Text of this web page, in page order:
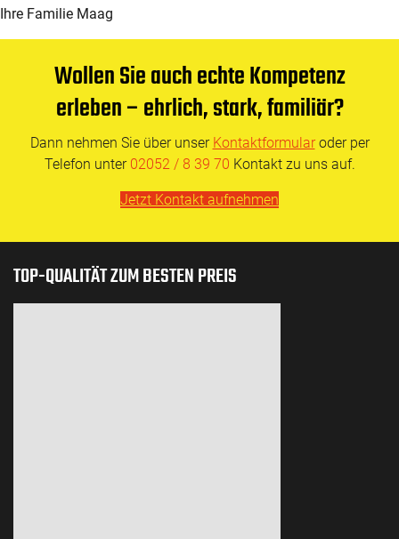
Ihre Familie Maag
Wollen Sie auch echte Kompetenz
erleben – ehrlich, stark, familiär?
Dann nehmen Sie über unser Kontaktformularoder per
Telefon unter 02052 / 8 39 70 Kontakt zu uns auf.
Jetzt Kontakt aufnehmen
TOP-QUALITÄT ZUM BESTEN PREIS